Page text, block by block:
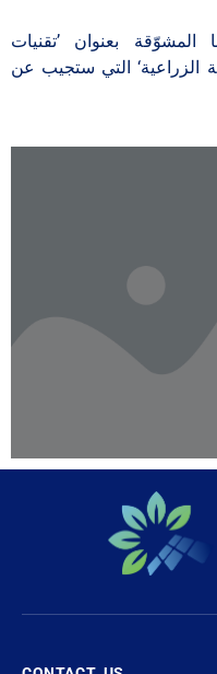
بعنوان ’تقنيات
الزراعية‘ التي ستجيب عن